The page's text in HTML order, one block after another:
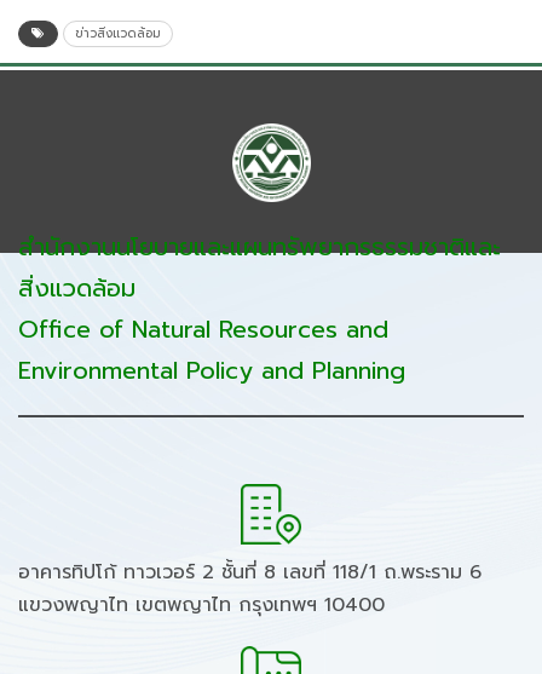
ข่าวสิ่งแวดล้อม
สำนักงานนโยบายและแผนทรัพยากรธรรมชาติและ
สิ่งแวดล้อม
Office of Natural Resources and
Environmental Policy and Planning
อาคารทิปโก้ ทาวเวอร์ 2 ชั้นที่ 8 เลขที่ 118/1 ถ.พระราม 6
แขวงพญาไท เขตพญาไท กรุงเทพฯ 10400